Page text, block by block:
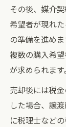
その後、媒介
希望者が現れ
の準備を進め
複数の購入希
が求められます。
売却後には税
した場合、譲
に税理士など